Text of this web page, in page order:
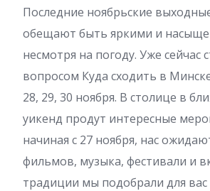
Последние ноябрьские
обещают быть яркими и
несмотря на погоду. Уже сейчас
вопросом Куда сходить в
28, 29, 30 ноября. В столице в
уикенд продут интересные
начиная с 27 ноября, нас
фильмов, музыка, фестивали и
традиции мы подобрали для вас